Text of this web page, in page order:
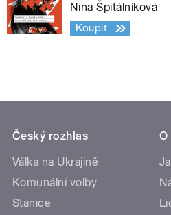
Nina Špitálníková
Koupit
Český rozhlas
Válka na Ukrajině
Komunální volby
Stanice
O